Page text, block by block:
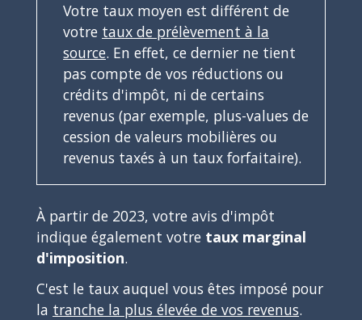
Votre taux moyen est différent de
votre taux de prélèvement à la
source. En effet, ce dernier ne tient
pas compte de vos réductions ou
crédits d'impôt, ni de certains
revenus (par exemple, plus-values de
cession de valeurs mobilières ou
revenus taxés à un taux forfaitaire).
À partir de 2023, votre avis d'impôt
indique également votre taux marginal
d'imposition.
C'est le taux auquel vous êtes imposé pour
la tranche la plus élevée de vos revenus.